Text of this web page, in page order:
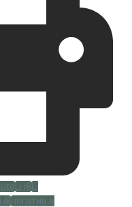
Li i8Li
i8негатив в